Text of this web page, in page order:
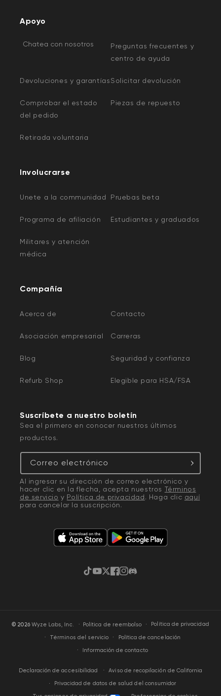
Apoyo
Chatea con nosotros
Preguntas frecuentes y
centro de ayuda
Devoluciones y garantíasSolicitar devolución
Comprobar el estado
del pedido
Piezas de repuesto
Retirada voluntaria
Involucrarse
Unete a la communidad Pruebas beta
Programa de afiliación Estudiantes y graduados
Militares y atención
médica
Compañía
Acerca de Contacto
Asociación empresarial Carreras
Blog Seguridad y confianza
Refurb Shop Elegible para HSA/FSA
Suscríbete a nuestro boletín
Sea el primero en conocer nuestros últimos
productos.
Correo electrónico
Al ingresar su dirección de correo electrónico y
hacer clic en la flecha, acepta nuestros Términos
de servicio y Política de privacidad. Haga clic aquí
para cancelar la suscripción.
TikTokYouTube
Twitter
Facebook
Instagram
Discordia
© 2026 Wyze Labs, Inc. · Política de reembolso Política de privacidad
Términos del servicio
Política de cancelación
Información de contacto
Declaración de accesibilidad Aviso de recopilación de California
Privacidad de datos de salud del consumidor